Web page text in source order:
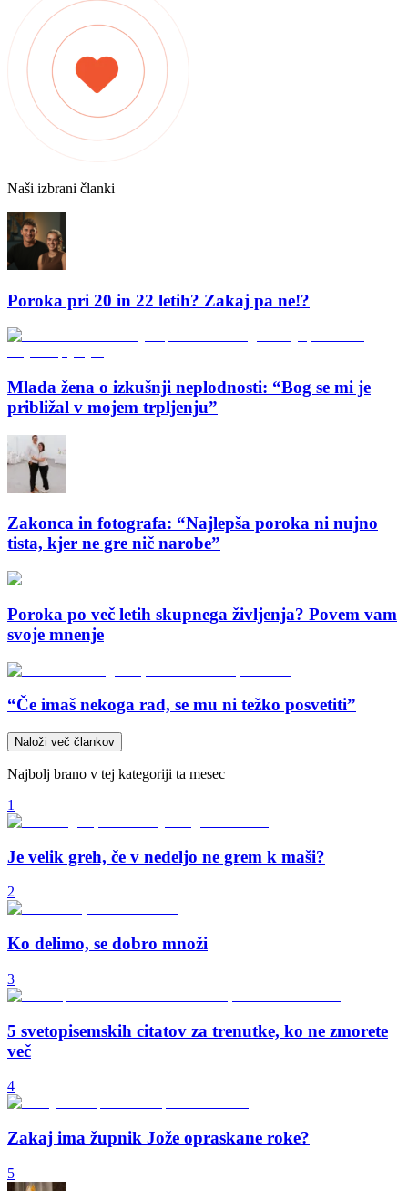
Naši izbrani članki
Poroka pri 20 in 22 letih? Zakaj pa ne!?
Mlada žena o izkušnji neplodnosti: “Bog se mi je
približal v mojem trpljenju”
Zakonca in fotografa: “Najlepša poroka ni nujno
tista, kjer ne gre nič narobe”
Poroka po več letih skupnega življenja? Povem vam
svoje mnenje
“Če imaš nekoga rad, se mu ni težko posvetiti”
Naloži več člankov
Najbolj brano v tej kategoriji ta mesec
1
Je velik greh, če v nedeljo ne grem k maši?
2
Ko delimo, se dobro množi
3
5 svetopisemskih citatov za trenutke, ko ne zmorete
več
4
Zakaj ima župnik Jože opraskane roke?
5